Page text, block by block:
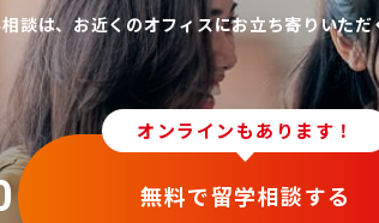
談は、お近くのオフィスにお立ち寄りいた
オンラインもあります！
無料で留学相談する